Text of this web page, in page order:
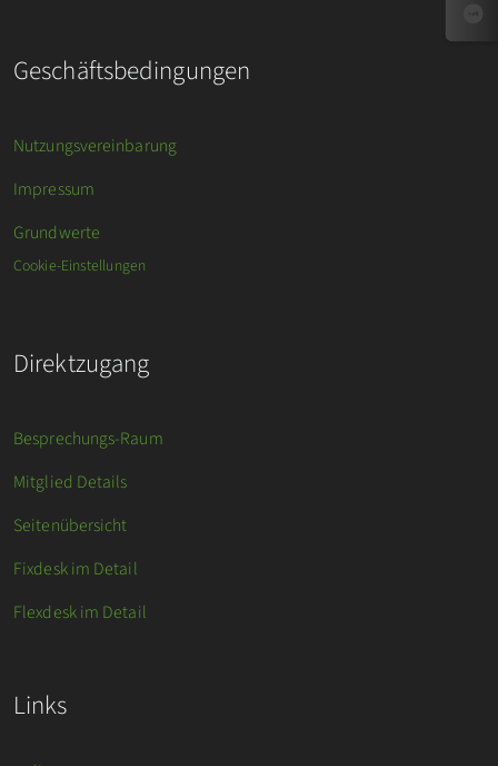
Geschäftsbedingungen
Nutzungsvereinbarung
Impressum
Grundwerte
Cookie-Einstellungen
Direktzugang
Besprechungs-Raum
Mitglied Details
Seitenübersicht
Fixdesk im Detail
Flexdesk im Detail
Links